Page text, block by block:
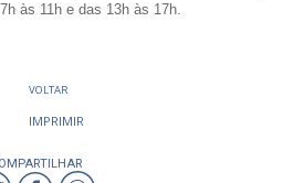
às 11h e das 13h às 17h.
VOLTAR
IMPRIMIR